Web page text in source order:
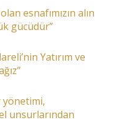
esnafımızın alın
gücüdür”
Yatırım ve
yönetimi,
unsurlarından